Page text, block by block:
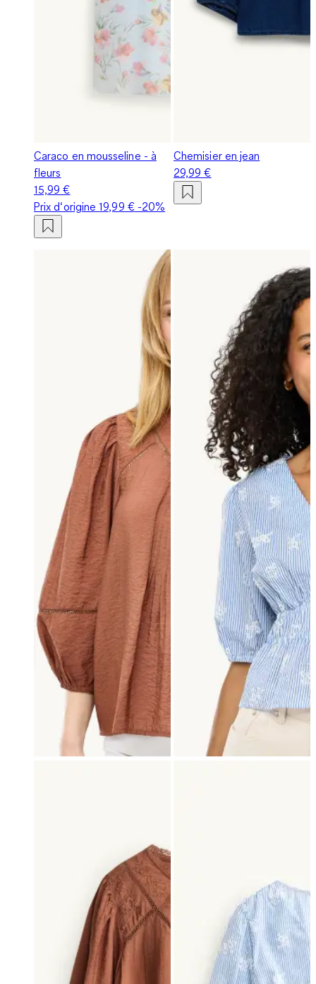
Caraco en mousseline - à
fleurs
15,99 €
Prix d‘origine19,99 €-20%
Chemisier en jean
29,99 €